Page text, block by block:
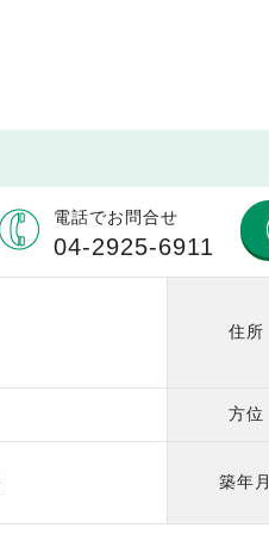
電話でお問合せ
04-2925-6911
住所
方位
築年月